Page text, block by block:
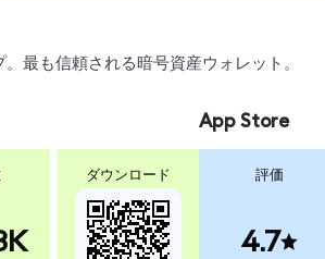
最も信頼される暗号資産ウォレット。
ダウンロード
App Store
評価
4.7